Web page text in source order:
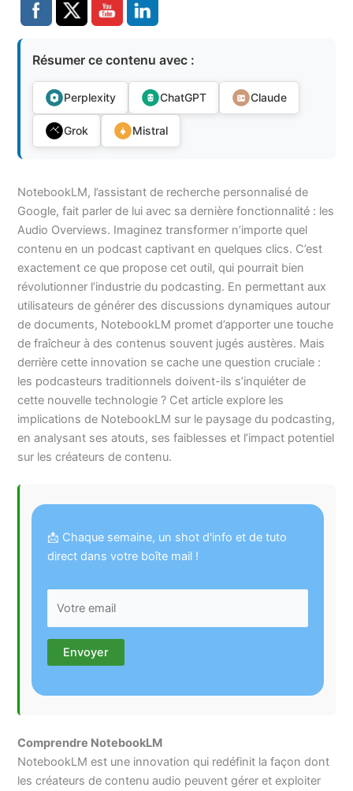
Résumer ce contenu avec :
Perplexity ChatGPT Claude
Grok Mistral
NotebookLM, l’assistant de recherche personnalisé de
Google, fait parler de lui avec sa dernière fonctionnalité : les
Audio Overviews. Imaginez transformer n’importe quel
contenu en un podcast captivant en quelques clics. C’est
exactement ce que propose cet outil, qui pourrait bien
révolutionner l’industrie du podcasting. En permettant aux
utilisateurs de générer des discussions dynamiques autour
de documents, NotebookLM promet d’apporter une touche
de fraîcheur à des contenus souvent jugés austères. Mais
derrière cette innovation se cache une question cruciale :
les podcasteurs traditionnels doivent-ils s’inquiéter de
cette nouvelle technologie ? Cet article explore les
implications de NotebookLM sur le paysage du podcasting,
en analysant ses atouts, ses faiblesses et l’impact potentiel
sur les créateurs de contenu.
📩 Chaque semaine, un shot d'info et de tuto
direct dans votre boîte mail !
Comprendre NotebookLM
NotebookLM est une innovation qui redéfinit la façon dont
les créateurs de contenu audio peuvent gérer et exploiter